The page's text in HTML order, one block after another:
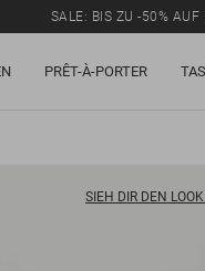
SALE: BIS ZU -50% AUF
PRÊT-À-PORTER
SIEH DIR DEN